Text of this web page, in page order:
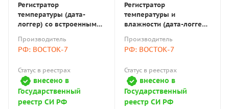
Регистратор
температуры (дата-
логгер) со встроенным
стационарный модель
BlueTag T10-В7 с
Производитель
РФ: ВОСТОК-7
Статус в реестрах
внесено в
Государственный
реестр СИ РФ
Регистратор
температуры и
влажности (дата-логгер)
многоразовый
стационарный модель
Bluetooth с поверкой
Производитель
РФ: ВОСТОК-7
Статус в реестрах
внесено в
Государственный
реестр СИ РФ